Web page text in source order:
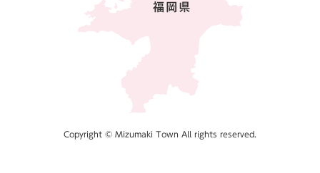
Copyright © Mizumaki Town All rights reserved.